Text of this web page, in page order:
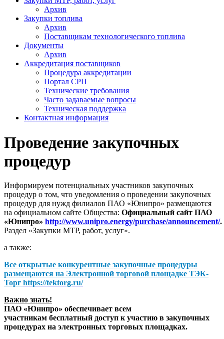
Архив
Закупки топлива
Архив
Поставщикам технологического топлива
Документы
Архив
Аккредитация поставщиков
Процедура аккредитации
Портал СРП
Технические требования
Часто задаваемые вопросы
Техническая поддержка
Контактная информация
Проведение закупочных
процедур
Информируем потенциальных участников закупочных
процедур о том, что уведомления о проведении закупочных
процедур для нужд филиалов ПАО «Юнипро» размещаются
на официальном сайте Общества: Официальный сайт ПАО
«Юнипро» http://www.unipro.energy/purchase/announcement/.
Раздел «Закупки МТР, работ, услуг».
а также:
Все открытые конкурентные закупочные процедуры
размещаются на Электронной торговой площадке ТЭК-
Торг https://tektorg.ru/
Важно знать!
ПАО «Юнипро» обеспечивает всем
участникам бесплатный доступ к участию в закупочных
процедурах на электронных торговых площадках.